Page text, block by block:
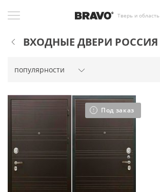
Тверь и область
ВХОДНЫЕ ДВЕРИ РОССИЯ
Под заказ